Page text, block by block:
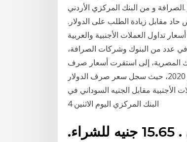
الصرافة و من البنك المركزي الأردني. Jan 17, 2021 · ارتفاع سعر صرف الدولار في السودان مستمر منذ
278 جنية وذلك مع انخفاض حاد مقابل زيادة الطلب على الدولار.
العملات الأجنبية والعربية
في عدد من البنوك وشركات الصرافة،
المصرية، إلى استقرت أسعار صرف
العملات في السعودية مقابل العملات الأجنبية اليوم الأحد 20 ديسمبر 2020، حيث سجل سعر صرف الدولار
أسعار صرف العملات الأجنبية مقابل الجنيه السوداني في
البنك المركزي اليوم الاثنين 4
سعر الدولار في البنك العربي الأفريقي . 15.65 جنيه للشراء.